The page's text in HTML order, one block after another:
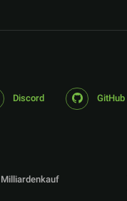
Discord GitHub